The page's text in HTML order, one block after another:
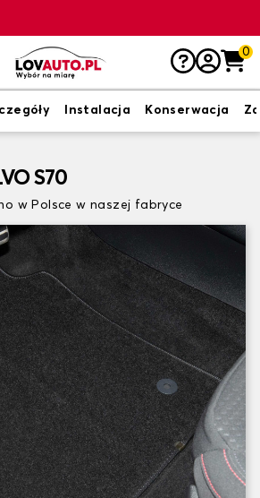
0
Instalacja Konserwacja
S70
w Polsce w naszej fabryce